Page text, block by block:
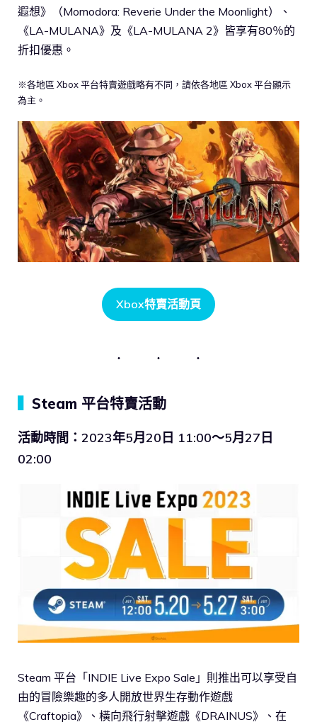
遐想》（Momodora: Reverie Under the Moonlight）、
《LA-MULANA》及《LA-MULANA 2》皆享有80％的
折扣優惠。
※各地區 Xbox 平台特賣遊戲略有不同，請依各地區 Xbox 平台顯示
為主。
Xbox特賣活動頁
Steam 平台特賣活動
活動時間：2023年5月20日 11:00～5月27日
02:00
Steam 平台「INDIE Live Expo Sale」則推出可以享受自
由的冒險樂趣的多人開放世界生存動作遊戲
《Craftopia》、橫向飛行射擊遊戲《DRAINUS》、在